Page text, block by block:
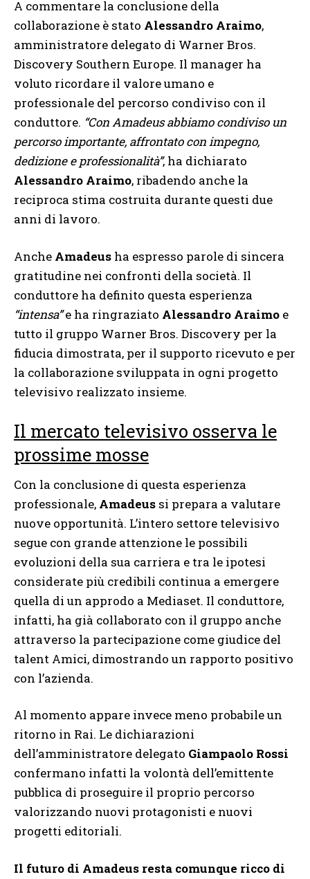
A commentare la conclusione della
collaborazione è stato Alessandro Araimo,
amministratore delegato di Warner Bros.
Discovery Southern Europe. Il manager ha
voluto ricordare il valore umano e
professionale del percorso condiviso con il
conduttore. “Con Amadeus abbiamo condiviso un
percorso importante, affrontato con impegno,
dedizione e professionalità”, ha dichiarato
Alessandro Araimo, ribadendo anche la
reciproca stima costruita durante questi due
anni di lavoro.
Anche Amadeus ha espresso parole di sincera
gratitudine nei confronti della società. Il
conduttore ha definito questa esperienza
“intensa”e ha ringraziato Alessandro Araimo e
tutto il gruppo Warner Bros. Discovery per la
fiducia dimostrata, per il supporto ricevuto e per
la collaborazione sviluppata in ogni progetto
televisivo realizzato insieme.
Il mercato televisivo osserva le
prossime mosse
Con la conclusione di questa esperienza
professionale, Amadeus si prepara a valutare
nuove opportunità. L’intero settore televisivo
segue con grande attenzione le possibili
evoluzioni della sua carriera e tra le ipotesi
considerate più credibili continua a emergere
quella di un approdo a Mediaset. Il conduttore,
infatti, ha già collaborato con il gruppo anche
attraverso la partecipazione come giudice del
talent Amici, dimostrando un rapporto positivo
con l’azienda.
Al momento appare invece meno probabile un
ritorno in Rai. Le dichiarazioni
dell’amministratore delegato Giampaolo Rossi
confermano infatti la volontà dell’emittente
pubblica di proseguire il proprio percorso
valorizzando nuovi protagonisti e nuovi
progetti editoriali.
Il futuro di Amadeus resta comunque ricco di